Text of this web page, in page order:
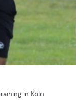
in Köln